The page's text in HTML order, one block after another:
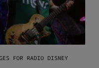
FOR RADIO DISNEY